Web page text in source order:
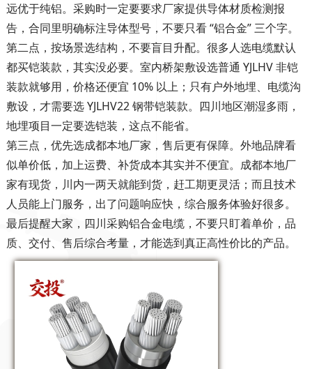
远优于纯铝。采购时一定要要求厂家提供导体材质检测报
告，合同里明确标注导体型号，不要只看 “铝合金” 三个字。
第二点，按场景选结构，不要盲目升配。很多人选电缆默认
都买铠装款，其实没必要。室内桥架敷设选普通 YJLHV 非铠
装款就够用，价格还便宜 10% 以上；只有户外地埋、电缆沟
敷设，才需要选 YJLHV22 钢带铠装款。四川地区潮湿多雨，
地埋项目一定要选铠装，这点不能省。
第三点，优先选成都本地厂家，售后更有保障。外地品牌看
似单价低，加上运费、补货成本其实并不便宜。成都本地厂
家有现货，川内一两天就能到货，赶工期更灵活；而且技术
人员能上门服务，出了问题响应快，综合服务体验好很多。
最后提醒大家，四川采购铝合金电缆，不要只盯着单价，品
质、交付、售后综合考量，才能选到真正高性价比的产品。